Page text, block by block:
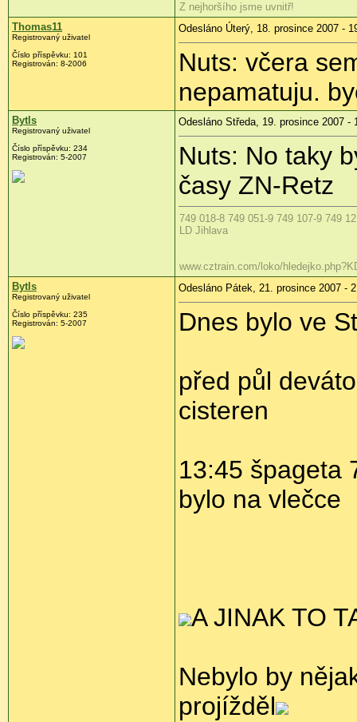
Z nejhoršího jsme uvnitř!
Thomas11
Registrovaný uživatel
Číslo příspěvku: 101
Registrován: 8-2006
Odesláno Úterý, 18. prosince 2007 -
Nuts: včera
nepamatuju.
Bytls
Registrovaný uživatel
Číslo příspěvku: 234
Registrován: 5-2007
Odesláno Středa, 19. prosince 2007 -
Nuts: No taky
časy ZN-Retz
749 018-8 749 051-9 749 107-9 749
LD Jihlava
www.cztrain.com/loko/
Bytls
Registrovaný uživatel
Číslo příspěvku: 235
Registrován: 5-2007
Odesláno Pátek, 21. prosince 2007 -
Dnes bylo ve
před půl
cisteren
13:45 špageta
bylo na vlečce
A JINAK TO
Nebylo by
projížděl